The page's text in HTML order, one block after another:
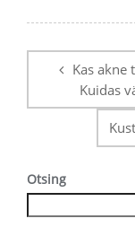
Kas akne
Kuidas
Otsing